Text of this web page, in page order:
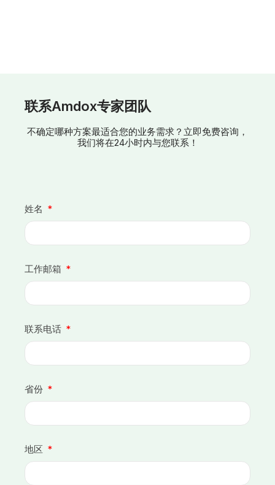
联系Amdox专家团队
不确定哪种方案最适合您的业务需求？立即免费咨询，
我们将在24小时内与您联系！
姓名
工作邮箱
联系电话
省份
地区